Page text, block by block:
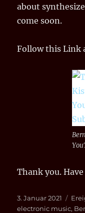
about
come soon.
Follow this Link
Thank you.
Veröffentlicht
am
3. Januar 2021
electronic music,